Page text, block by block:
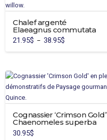
Chalef argenté
Elaeagnus commutata
21.95$ – 38.95$
prix :
a
plusieurs
Les
options
peuvent
être
Cognassier ‘Crimson Gold’
Chaenomeles superba
30.95$